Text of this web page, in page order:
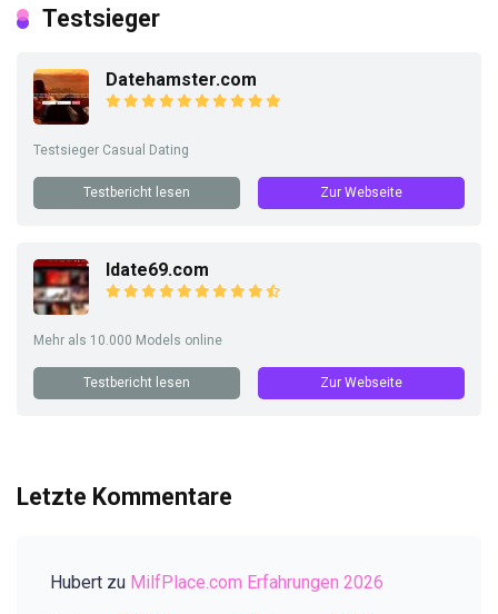
Testsieger
Datehamster.com
Testsieger Casual Dating
Testbericht lesen Zur Webseite
Idate69.com
Mehr als 10.000 Models online
Testbericht lesen Zur Webseite
Letzte Kommentare
Hubert zu MilfPlace.com Erfahrungen 2026